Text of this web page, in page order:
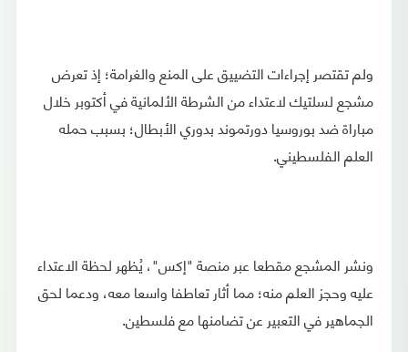
ولم تقتصر إجراءات التضييق على المنع والغرامة؛ إذ تعرض
مشجع لسلتيك لاعتداء من الشرطة الألمانية في أكتوبر خلال
مباراة ضد بوروسيا دورتموند بدوري الأبطال؛ بسبب حمله
العلم الفلسطيني.
ونشر المشجع مقطعا عبر منصة "إكس"، يُظهر لحظة الاعتداء
عليه وحجز العلم منه؛ مما أثار تعاطفا واسعا معه، ودعما لحق
الجماهير في التعبير عن تضامنها مع فلسطين.